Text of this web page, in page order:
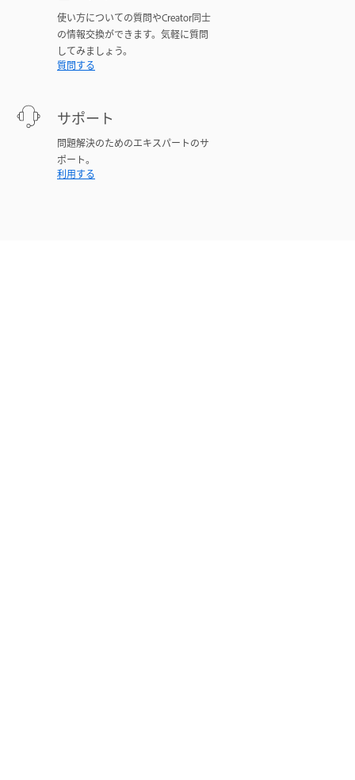
使い方についての質問やCreator同士
の情報交換ができます。気軽に質問
してみましょう。
質問する
サポート
問題解決のためのエキスパートのサ
ポート。
利用する